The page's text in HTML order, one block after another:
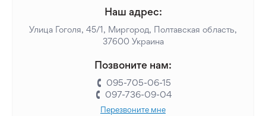
Наш адрес:
Улица Гоголя, 45/1, Миргород, Полтавская область,
37600 Украина
Позвоните нам:
095-705-06-15
097-736-09-04
Перезвоните мне